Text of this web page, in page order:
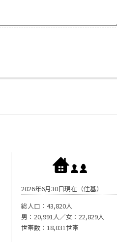
2026年6月30日現在（住基）
総人口：43,820人
男：20,991人／女：22,829人
世帯数：18,031世帯